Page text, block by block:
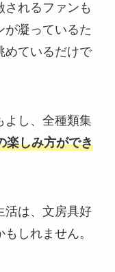
れるファンも
が凝っているた
めているだけで
よし、全種類集
楽しみ方ができ
活は、文房具好
しれません。